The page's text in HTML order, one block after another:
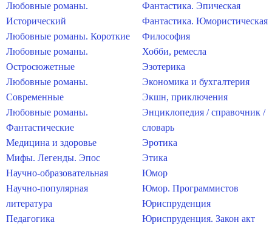
Любовные романы.
Исторический
Любовные романы. Короткие
Любовные романы.
Остросюжетные
Любовные романы.
Современные
Любовные романы.
Фантастические
Медицина и здоровье
Мифы. Легенды. Эпос
Научно-образовательная
Научно-популярная
литература
Педагогика
Фантастика. Эпическая
Фантастика. Юмористическая
Философия
Хобби, ремесла
Эзотерика
Экономика и бухгалтерия
Экшн, приключения
Энциклопедия / справочник /
словарь
Эротика
Этика
Юмор
Юмор. Программистов
Юриспруденция
Юриспруденция. Закон акт